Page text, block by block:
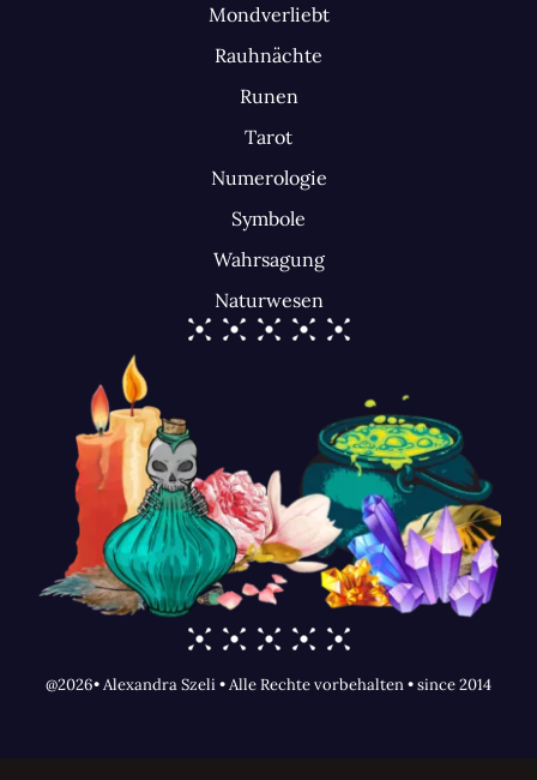
Mondverliebt
Rauhnächte
Runen
Tarot
Numerologie
Symbole
Wahrsagung
Naturwesen
@2026• Alexandra Szeli • Alle Rechte vorbehalten • since 2014